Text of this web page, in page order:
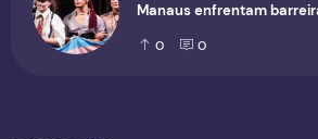
Manaus enfrentam
cenário cultural
0 0